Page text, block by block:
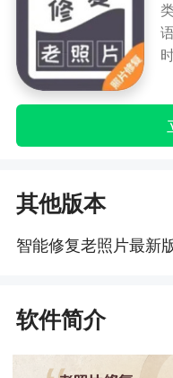
其他版本
智能修复老照片最新
软件简介